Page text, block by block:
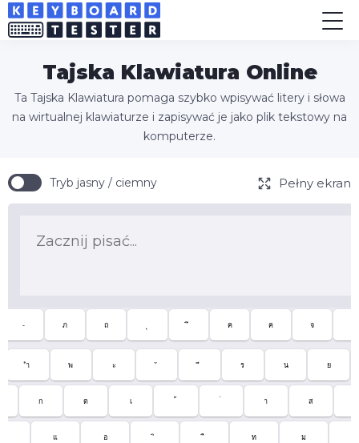
Tajska Klawiatura Online
Ta Tajska Klawiatura pomaga szybko wpisywać litery i słowa
na wirtualnej klawiaturze i zapisywać je jako plik tekstowy na
komputerze.
Tryb jasny / ciemny Pełny ekran
- ภ ถ ค ฅ จ
ำ พ ะ ร น ย
ก ด เ า ส
แ อ ท ม